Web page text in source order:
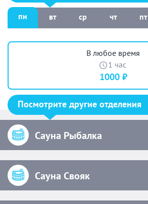
пн вт ср чт пт
В любое время
1 час
1000 ₽
Посмотрите другие отделения
Сауна Рыбалка
Сауна Свояк